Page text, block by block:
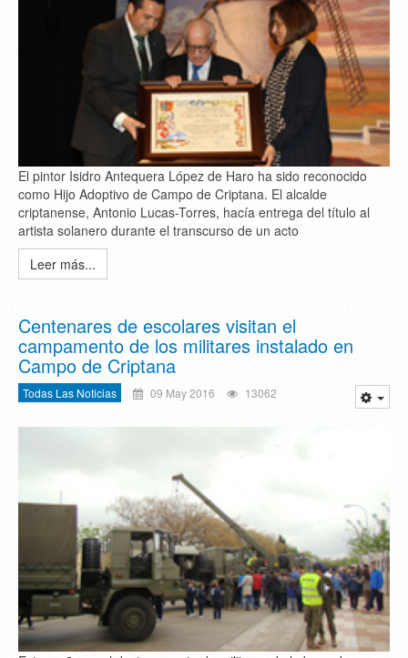
El pintor Isidro Antequera López de Haro ha sido reconocido
como Hijo Adoptivo de Campo de Criptana. El alcalde
criptanense, Antonio Lucas-Torres, hacía entrega del título al
artista solanero durante el transcurso de un acto
Leer más...
Centenares de escolares visitan el
campamento de los militares instalado en
Campo de Criptana
Todas Las Noticias 09 May 2016 13062